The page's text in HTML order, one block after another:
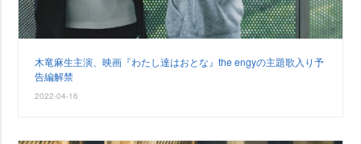
木竜麻生主演、映画『わたし達はおとな』the engyの主題歌入り予
告編解禁
2022-04-16